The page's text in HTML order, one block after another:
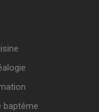
baptême